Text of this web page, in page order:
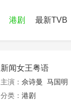
港剧 最新TVB
新闻女王粤语
主演： 佘诗曼 马国明
分类： 港剧